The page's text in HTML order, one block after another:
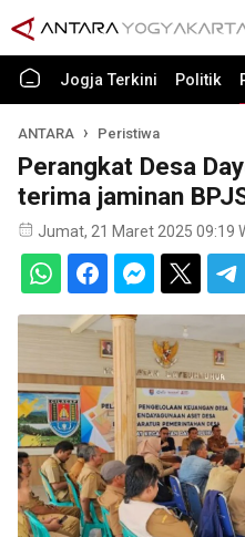
Jogja Terkini Politik
ANTARA Peristiwa
Perangkat Desa
terima jaminan
Jumat, 21 Maret 2025 09:19